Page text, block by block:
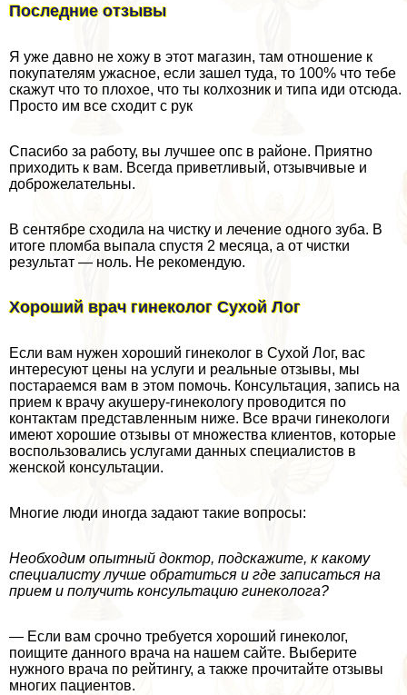
Последние отзывы
Я уже давно не хожу в этот магазин, там отношение к
покупателям ужасное, если зашел туда, то 100% что тебе
скажут что то плохое, что ты колхозник и типа иди отсюда.
Просто им все сходит с рук
Спасибо за работу, вы лучшее опс в районе. Приятно
приходить к вам. Всегда приветливый, отзывчивые и
доброжелательны.
В сентябре сходила на чистку и лечение одного зуба. В
итоге пломба выпала спустя 2 месяца, а от чистки
результат — ноль. Не рекомендую.
Хороший врач гинеколог Сухой Лог
Если вам нужен хороший гинеколог в Сухой Лог, вас
интересуют цены на услуги и реальные отзывы, мы
постараемся вам в этом помочь. Консультация, запись на
прием к врачу акушеру-гинекологу проводится по
контактам представленным ниже. Все врачи гинекологи
имеют хорошие отзывы от множества клиентов, которые
воспользовались услугами данных специалистов в
женской консультации.
Многие люди иногда задают такие вопросы:
Необходим опытный доктор, подскажите, к какому
специалисту лучше обратиться и где записаться на
прием и получить консультацию гинеколога?
— Если вам срочно требуется хороший гинеколог,
поищите данного врача на нашем сайте. Выберите
нужного врача по рейтингу, а также прочитайте отзывы
многих пациентов.